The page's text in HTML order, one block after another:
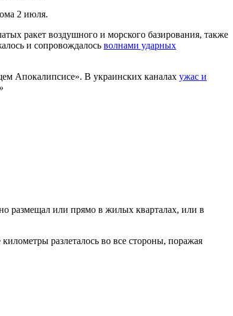
2 июля.
ракет воздушного и морского базирования, также
и сопровождалось волнами ударных
Апокалипсисе». В украинских каналах ужас и
размещал или прямо в жилых кварталах, или в
разлеталось во все стороны, поражая